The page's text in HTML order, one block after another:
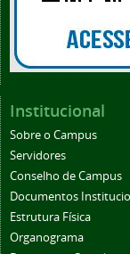
Institucional
Sobre o Campus
Servidores
Conselho de Campus
Documentos
Estrutura Física
Organograma